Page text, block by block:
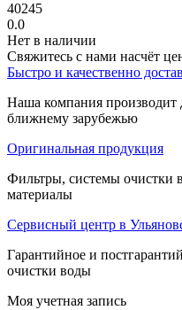
40245
0.0
Нет в наличии
Свяжитесь с нами насчёт
Быстро и качественно
Наша компания производит
ближнему зарубежью
Оригинальная продукция
Фильтры, системы очистки
материалы
Сервисный центр в
Гарантийное и
очистки воды
Моя учетная запись